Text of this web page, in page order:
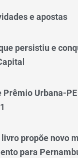
e apostas
persistiu e
Urbana-
propõe novo
para